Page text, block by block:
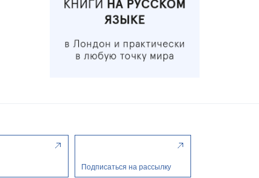
Подписаться на рассылку